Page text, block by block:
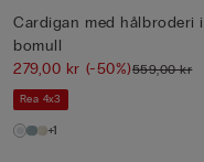
Cardigan med hålbroderi i
bomull
279,00 kr (-50%)559,00 kr
Rea 4x3
+1